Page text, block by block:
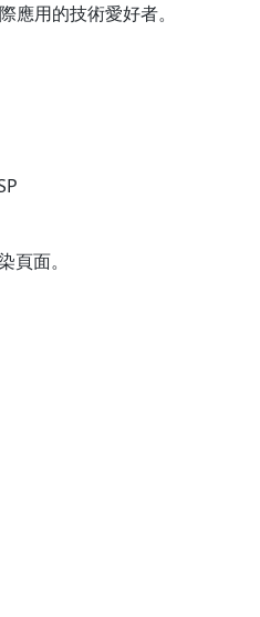
應用的技術愛好者。
頁面。